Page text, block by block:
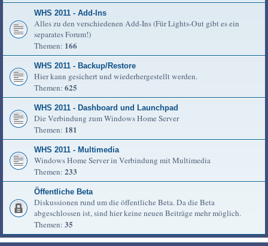
WHS 2011 - Add-Ins
Alles zu den verschiedenen Add-Ins (Für Lights-Out gibt es ein
separates Forum!)
Themen: 166
WHS 2011 - Backup/Restore
Hier kann gesichert und wiederhergestellt werden.
Themen: 625
WHS 2011 - Dashboard und Launchpad
Die Verbindung zum Windows Home Server
Themen: 181
WHS 2011 - Multimedia
Windows Home Server in Verbindung mit Multimedia
Themen: 233
Öffentliche Beta
Diskussionen rund um die öffentliche Beta. Da die Beta
abgeschlossen ist, sind hier keine neuen Beiträge mehr möglich.
Themen: 35